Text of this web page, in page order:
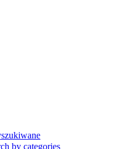
by categories